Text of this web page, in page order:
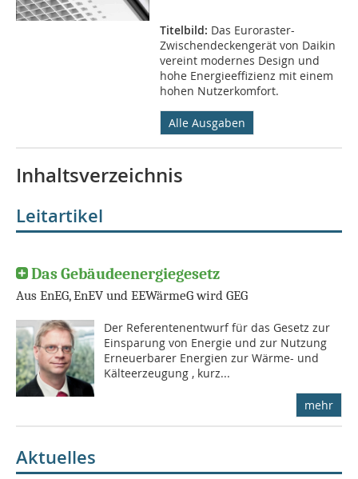
Titelbild: Das Euroraster-
Zwischendeckengerät von Daikin
vereint modernes Design und
hohe Energieeffizienz mit einem
hohen Nutzerkomfort.
Alle Ausgaben
Inhaltsverzeichnis
Leitartikel
Das Gebäudeenergiegesetz
Aus EnEG, EnEV und EEWärmeG wird GEG
Der Referentenentwurf für das Gesetz zur
Einsparung von Energie und zur Nutzung
Erneuerbarer Energien zur Wärme- und
Kälteerzeugung , kurz...
mehr
Aktuelles